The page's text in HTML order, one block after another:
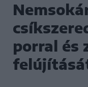
porral és